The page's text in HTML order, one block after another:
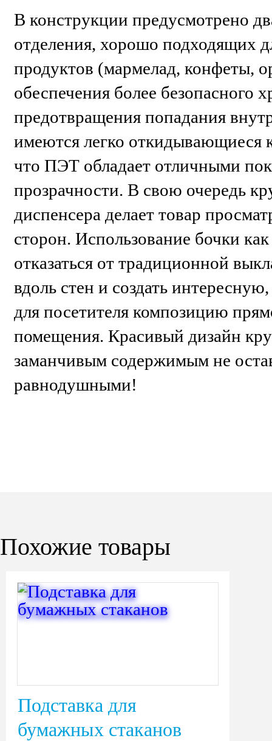
В конструкции предусмотрено
отделения, хорошо подходящих
продуктов (мармелад, конфеты,
обеспечения более безопасного
предотвращения попадания
имеются легко
что ПЭТ обладает отличными
прозрачности. В свою очередь
диспенсера делает товар
сторон. Использование бочки
отказаться от традиционной
вдоль стен и создать
для посетителя композицию
помещения. Красивый дизайн
заманчивым содержимым не
равнодушными!
Похожие товары
Подставка для
бумажных стаканов